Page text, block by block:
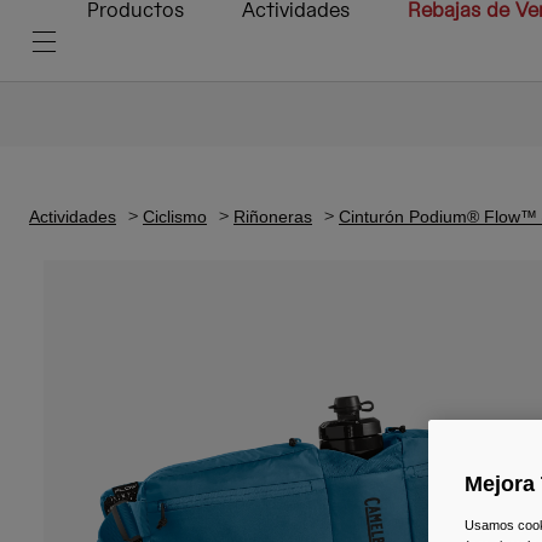
Productos Actividades Rebajas de
Actividades Ciclismo Riñoneras Cinturón Podium® Flow™
Mejora
Usamos